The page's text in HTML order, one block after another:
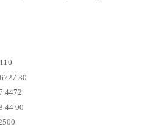
30
4472
44 90